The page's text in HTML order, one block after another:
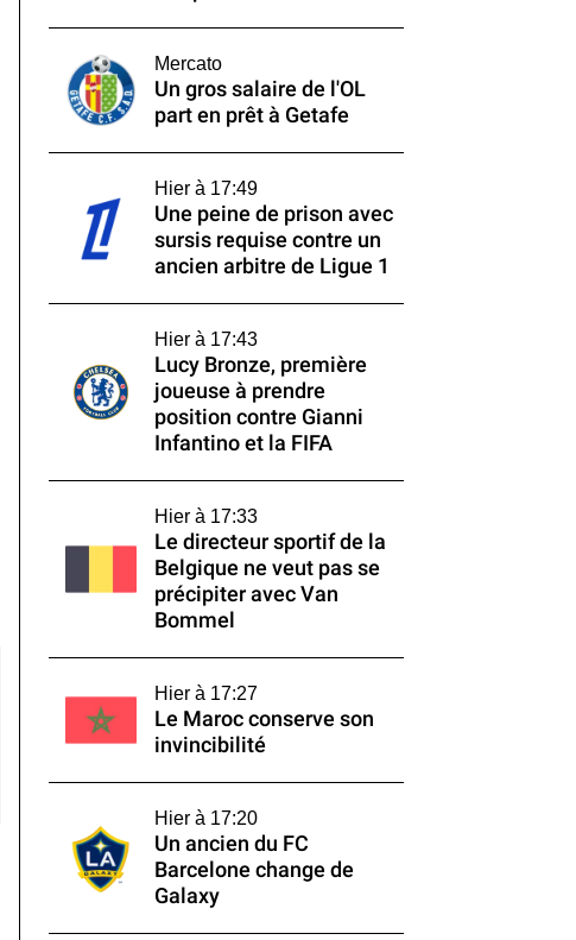
Mercato
Un gros salaire de l'OL
part en prêt à Getafe
Hier à 17:49
Une peine de prison avec
sursis requise contre un
ancien arbitre de Ligue 1
Hier à 17:43
Lucy Bronze, première
joueuse à prendre
position contre Gianni
Infantino et la FIFA
Hier à 17:33
Le directeur sportif de la
Belgique ne veut pas se
précipiter avec Van
Bommel
Hier à 17:27
Le Maroc conserve son
invincibilité
Hier à 17:20
Un ancien du FC
Barcelone change de
Galaxy